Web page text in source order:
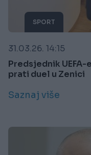
SPORT
31.03.26. 14:15
Predsjednik
prati duel u Zenici
Saznaj više